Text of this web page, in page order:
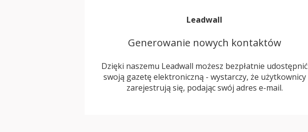
Leadwall
Generowanie nowych kontaktów
Dzięki naszemu Leadwall możesz bezpłatnie udostępnić
swoją gazetę elektroniczną - wystarczy, że użytkownicy
zarejestrują się, podając swój adres e-mail.